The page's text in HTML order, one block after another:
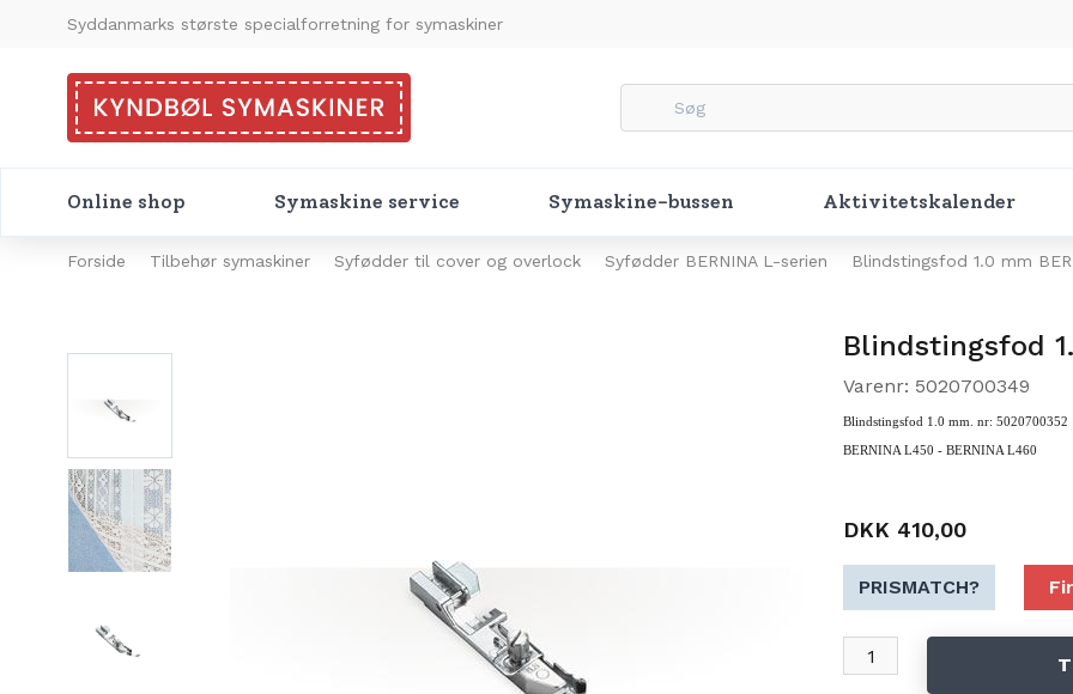
Syddanmarks største specialforretning for symaskiner
Online shop Symaskine service Symaskine-bussen Aktivitetskalender
Forside Tilbehør symaskiner Syfødder til cover og overlock Syfødder BERNINA L-serien Blindstingsfod 1.0 mm
Blindstingsfod
Varenr: 5020700349
Blindstingsfod 1.0 mm. nr: 5020700352
BERNINA L450 - BERNINA L460
DKK 410,00
PRISMATCH?